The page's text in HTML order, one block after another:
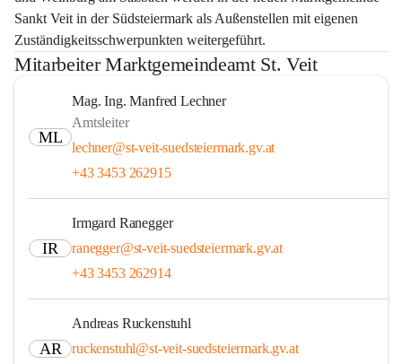
Sankt Veit in der Südsteiermark als Außenstellen mit eigenen
Zuständigkeitsschwerpunkten weitergeführt.
Mitarbeiter Marktgemeindeamt St. Veit
ML
Mag. Ing. Manfred Lechner
Amtsleiter
lechner@st-veit-suedsteiermark.gv.at
+43 3453 262915
IR
Irmgard Ranegger
ranegger@st-veit-suedsteiermark.gv.at
+43 3453 262914
AR
Andreas Ruckenstuhl
ruckenstuhl@st-veit-suedsteiermark.gv.at